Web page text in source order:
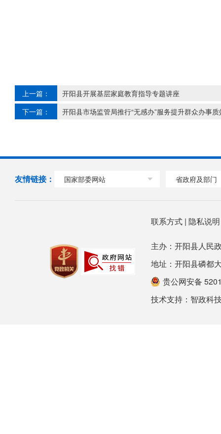
上一篇：
开阳县开展基层家庭教育指导专题讲座
下一篇：
开阳县市场监管局推行“无感办”服务提升群众办事质
友情链接： 国家部委网站 省政府及部门
联系方式| 隐私说
主办：开阳县人民
地址：开阳县磷都
贵公网安备
技术支持： 智政科